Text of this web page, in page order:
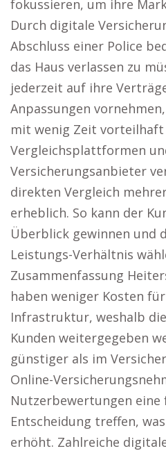
fokussieren, um ihre
Durch digitale
Abschluss einer Police
das Haus verlassen zu
jederzeit auf ihre
Anpassungen
mit wenig Zeit
Vergleichsplattformen
Versicherungsanbieter
direkten Vergleich
erheblich. So kann der
Überblick gewinnen und
Leistungs-Verhältnis
Zusammenfassung
haben weniger Kosten
Infrastruktur, weshalb
Kunden weitergegeben
günstiger als im
Online-
Nutzerbewertungen eine
Entscheidung treffen,
erhöht. Zahlreiche